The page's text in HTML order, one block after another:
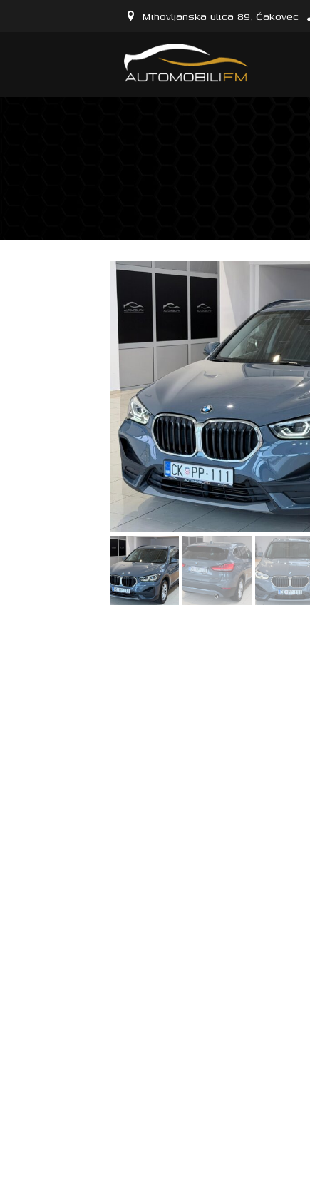
Mihovljanska ulica 89, Čakovec